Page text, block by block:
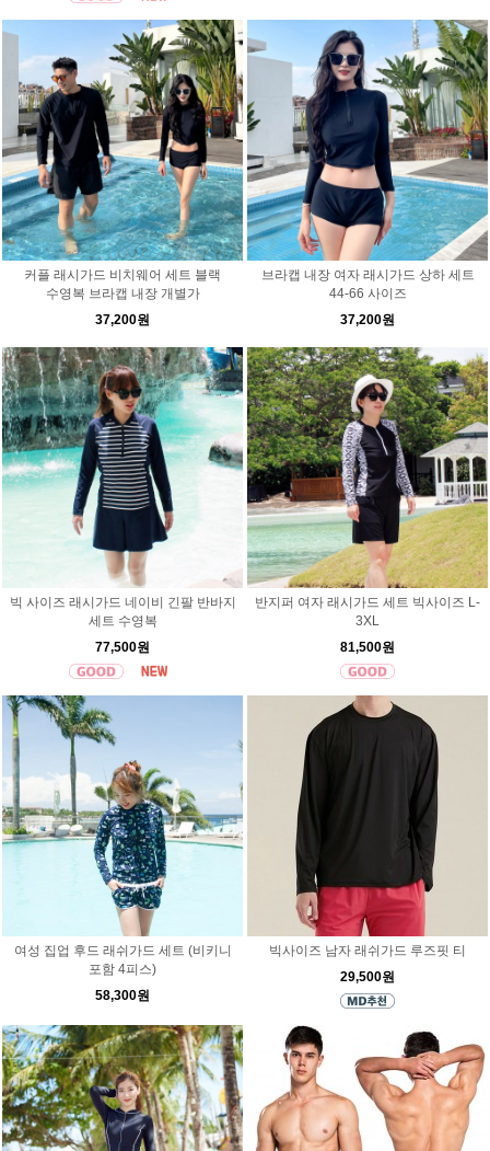
커플 래시가드 비치웨어 세트 블랙
수영복 브라캡 내장 개별가
37,200원
브라캡 내장 여자 래시가드 상하 세트
44-66 사이즈
37,200원
빅 사이즈 래시가드 네이비 긴팔 반바지
세트 수영복
77,500원
반지퍼 여자 래시가드 세트 빅사이즈 L-
3XL
81,500원
여성 집업 후드 래쉬가드 세트 (비키니
포함 4피스)
58,300원
빅사이즈 남자 래쉬가드 루즈핏 티
29,500원